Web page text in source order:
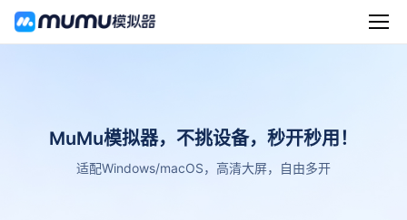
MuMu模拟器，不挑设备，秒开秒用！
适配Windows/macOS，高清大屏，自由多开